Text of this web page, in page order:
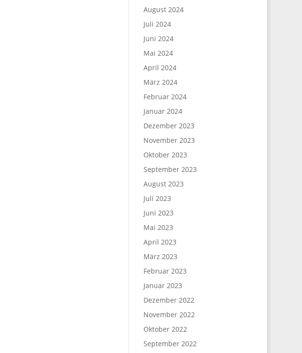
August 2024
Juli 2024
Juni 2024
Mai 2024
April 2024
März 2024
Februar 2024
Januar 2024
Dezember 2023
November 2023
Oktober 2023
September 2023
August 2023
Juli 2023
Juni 2023
Mai 2023
April 2023
März 2023
Februar 2023
Januar 2023
Dezember 2022
November 2022
Oktober 2022
September 2022